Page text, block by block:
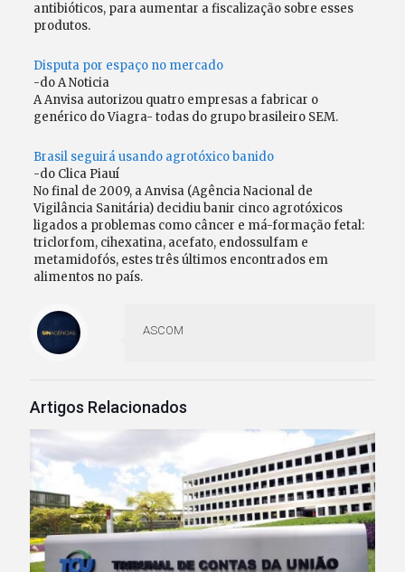
antibióticos, para aumentar a fiscalização sobre esses
produtos.
Disputa por espaço no mercado
-do A Noticia
A Anvisa autorizou quatro empresas a fabricar o
genérico do Viagra- todas do grupo brasileiro SEM.
Brasil seguirá usando agrotóxico banido
-do Clica Piauí
No final de 2009, a Anvisa (Agência Nacional de
Vigilância Sanitária) decidiu banir cinco agrotóxicos
ligados a problemas como câncer e má-formação fetal:
triclorfom, cihexatina, acefato, endossulfam e
metamidofós, estes três últimos encontrados em
alimentos no país.
ASCOM
Artigos Relacionados